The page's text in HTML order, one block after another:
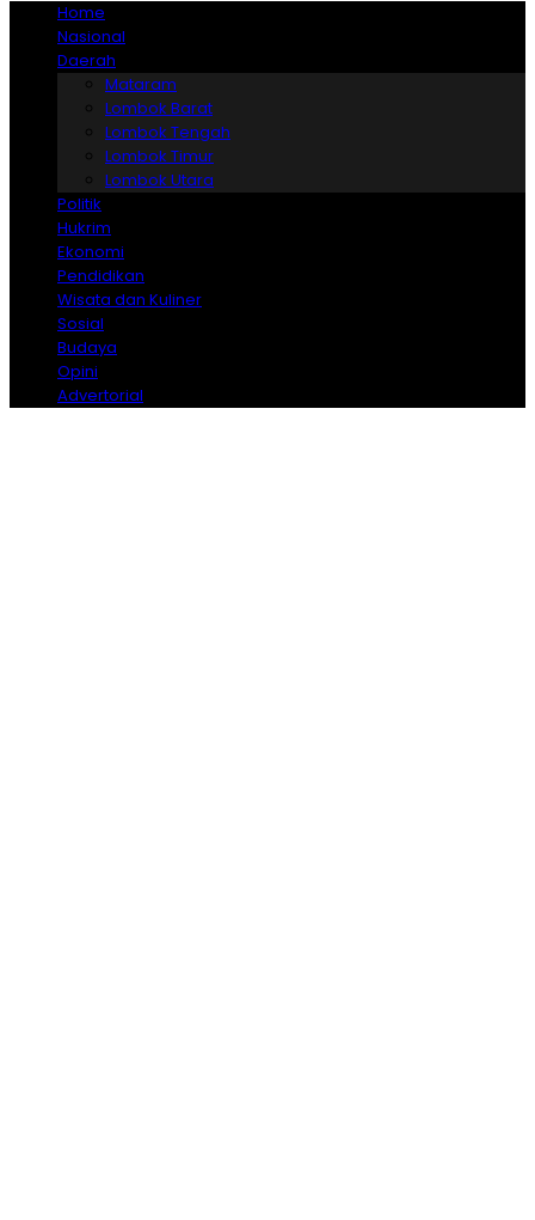
Home
Nasional
Daerah
Mataram
Lombok Barat
Lombok Tengah
Lombok Timur
Lombok Utara
Politik
Hukrim
Ekonomi
Pendidikan
Wisata dan Kuliner
Sosial
Budaya
Opini
Advertorial